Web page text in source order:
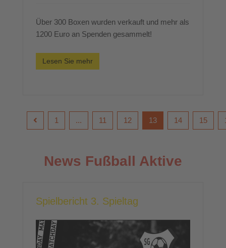
Über 300 Boxen wurden verkauft und mehr als
1200 Euro an Spenden gesammelt!
Lesen Sie mehr
1 ... 11 12 13 14 15
News Fußball Aktive
Spielbericht 3. Spieltag